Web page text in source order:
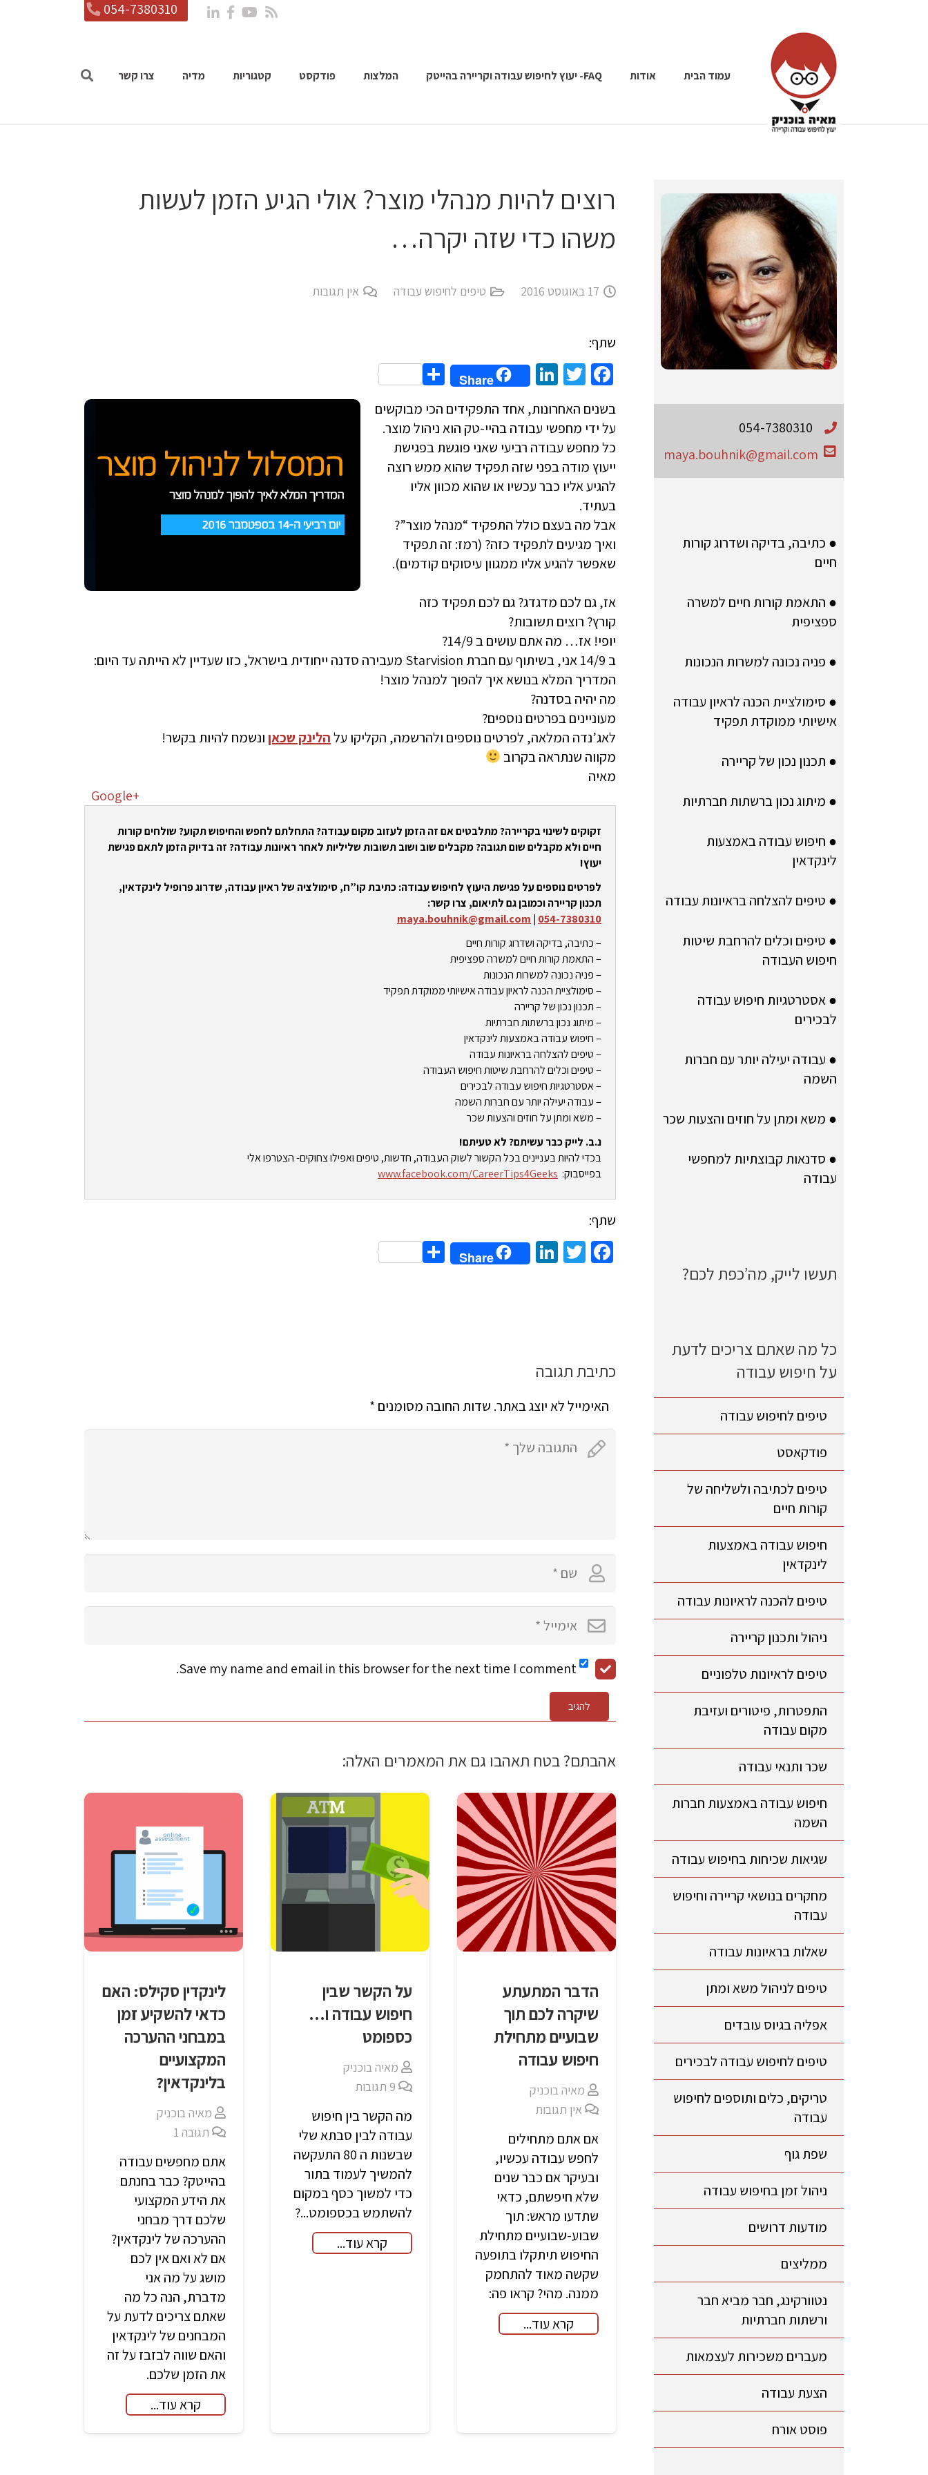
054-7380310
עמוד הבית אודות FAQ- יעוץ לחיפוש עבודה וקריירה בהייטק המלצות פודקסט קטגוריות מדיה צרו קשר
רוצים להיות מנהלי מוצר? אולי הגיע הזמן לעשות
משהו כדי שזה יקרה…
17 באוגוסט 2016 טיפים לחיפוש עבודה אין תגובות
שתף:
Facebook
Twitter
LinkedIn
Share
Share
בשנים האחרונות, אחד התפקידים הכי מבוקשים
על ידי מחפשי עבודה בהיי-טק הוא ניהול מוצר.
כל מחפש עבודה רביעי שאני פוגשת בפגישת
ייעוץ מודה בפני שזה תפקיד שהוא ממש רוצה
להגיע אליו כבר עכשיו או שהוא מכוון אליו
בעתיד.
אבל מה בעצם כולל התפקיד “מנהל מוצר”?
ואיך מגיעים לתפקיד כזה? (רמז: זה תפקיד
שאפשר להגיע אליו ממגוון עיסוקים קודמים).
אז, גם לכם מדגדג? גם לכם תפקיד כזה
קורץ? רוצים תשובות?
יופי! אז… מה אתם עושים ב 14/9?
ב 14/9 אני, בשיתוף עם חברת Starvision מעבירה סדנה ייחודית בישראל, כזו שעדיין לא הייתה עד היום:
המדריך המלא בנושא איך להפוך למנהל מוצר!
מה יהיה בסדנה?
מעוניינים בפרטים נוספים?
לאג’נדה המלאה, לפרטים נוספים ולהרשמה, הקליקו עלהלינק שכאןונשמח להיות בקשר!
מקווה שנתראה בקרוב
מאיה
Google+
זקוקים לשינוי בקריירה? מתלבטים אם זה הזמן לעזוב מקום עבודה? התחלתם לחפש והחיפוש תקוע? שולחים קורות
חיים ולא מקבלים שום תגובה? מקבלים שוב ושוב תשובות שליליות לאחר ראיונות עבודה? זה בדיוק הזמן לתאם פגישת
יעוץ!
לפרטים נוספים על פגישת היעוץ לחיפוש עבודה: כתיבת קו”ח, סימולציה של ראיון עבודה, שדרוג פרופיל לינקדאין,
תכנון קריירה וכמובן גם לתיאום, צרו קשר:
054-7380310
|
maya.bouhnik@gmail.com
– כתיבה, בדיקה ושדרוג קורות חיים
– התאמת קורות חיים למשרה ספציפית
– פניה נכונה למשרות הנכונות
– סימולציית הכנה לראיון עבודה אישיותי ממוקדת תפקיד
– תכנון נכון של קריירה
– מיתוג נכון ברשתות חברתיות
– חיפוש עבודה באמצעות לינקדאין
– טיפים להצלחה בראיונות עבודה
– טיפים וכלים להרחבת שיטות חיפוש העבודה
– אסטרטגיות חיפוש עבודה לבכירים
– עבודה יעילה יותר עם חברות השמה
– משא ומתן על חוזים והצעות שכר
נ.ב. לייק כבר עשיתם? לא טעיתם!
בכדי להיות בעניינים בכל הקשור לשוק העבודה, חדשות, טיפים ואפילו צחוקים- הצטרפו אלי
בפייסבוק: www.facebook.com/CareerTips4Geeks
שתף:
Facebook
Twitter
LinkedIn
Share
Share
כתיבת תגובה
האימייל לא יוצג באתר. שדות החובה מסומנים *
Save my name and email in this browser for the next time I comment.
להגיב
אהבתם? בטח תאהבו גם את המאמרים האלה:
הדבר המתעתע
שיקרה לכם תוך
שבועיים מתחילת
חיפוש עבודה
מאיה בוכניק
אין תגובות
אם אתם מתחילים
לחפש עבודה עכשיו,
ובעיקר אם כבר שנים
שלא חיפשתם, כדאי
שתדעו מראש: תוך
שבוע-שבועיים מתחילת
החיפוש תיתקלו בתופעה
שקשה מאוד להתחמק
ממנה. מהי? קראו פה:
קרא עוד...
על הקשר שבין
חיפוש עבודה ו…
כספומט
מאיה בוכניק
9 תגובות
מה הקשר בין חיפוש
עבודה לבין סבתא שלי
שבשנות ה 80 התעקשה
להמשיך לעמוד בתור
כדי למשוך כסף במקום
להשתמש בכספומט...?
קרא עוד...
לינקדין סקילס: האם
כדאי להשקיע זמן
במבחני ההערכה
המקצועיים
בלינקדאין?
מאיה בוכניק
תגובה
אתם מחפשים עבודה
בהייטק? כבר בחנתם
את הידע המקצועי
שלכם דרך מבחני
ההערכה של לינקדאין?
אם לא ואם אין לכם
מושג על מה אני
מדברת, הנה כל מה
שאתם צריכים לדעת על
המבחנים של לינקדאין
והאם שווה לבזבז על זה
את הזמן שלכם.
קרא עוד...
054-7380310
maya.bouhnik@gmail.com
● כתיבה, בדיקה ושדרוג קורות
חיים
● התאמת קורות חיים למשרה
ספציפית
● פניה נכונה למשרות הנכונות
● סימולציית הכנה לראיון עבודה
אישיותי ממוקדת תפקיד
● תכנון נכון של קריירה
● מיתוג נכון ברשתות חברתיות
● חיפוש עבודה באמצעות
לינקדאין
● טיפים להצלחה בראיונות עבודה
● טיפים וכלים להרחבת שיטות
חיפוש העבודה
● אסטרטגיות חיפוש עבודה
לבכירים
● עבודה יעילה יותר עם חברות
השמה
● משא ומתן על חוזים והצעות שכר
● סדנאות קבוצתיות למחפשי
עבודה
תעשו לייק, מה’כפת לכם?
כל מה שאתם צריכים לדעת
על חיפוש עבודה
טיפים לחיפוש עבודה
פודקאסט
טיפים לכתיבה ולשליחה של
קורות חיים
חיפוש עבודה באמצעות
לינקדאין
טיפים להכנה לראיונות עבודה
ניהול ותכנון קריירה
טיפים לראיונות טלפוניים
התפטרות, פיטורים ועזיבת
מקום עבודה
שכר ותנאי עבודה
חיפוש עבודה באמצעות חברות
השמה
שגיאות שכיחות בחיפוש עבודה
מחקרים בנושאי קריירה וחיפוש
עבודה
שאלות בראיונות עבודה
טיפים לניהול משא ומתן
אפליה בגיוס עובדים
טיפים לחיפוש עבודה לבכירים
טריקים, כלים ותוספים לחיפוש
עבודה
שפת גוף
ניהול זמן בחיפוש עבודה
מודעות דרושים
ממליצים
נטוורקינג, חבר מביא חבר
ורשתות חברתיות
מעברים משכירות לעצמאות
הצעת עבודה
פוסט אורח